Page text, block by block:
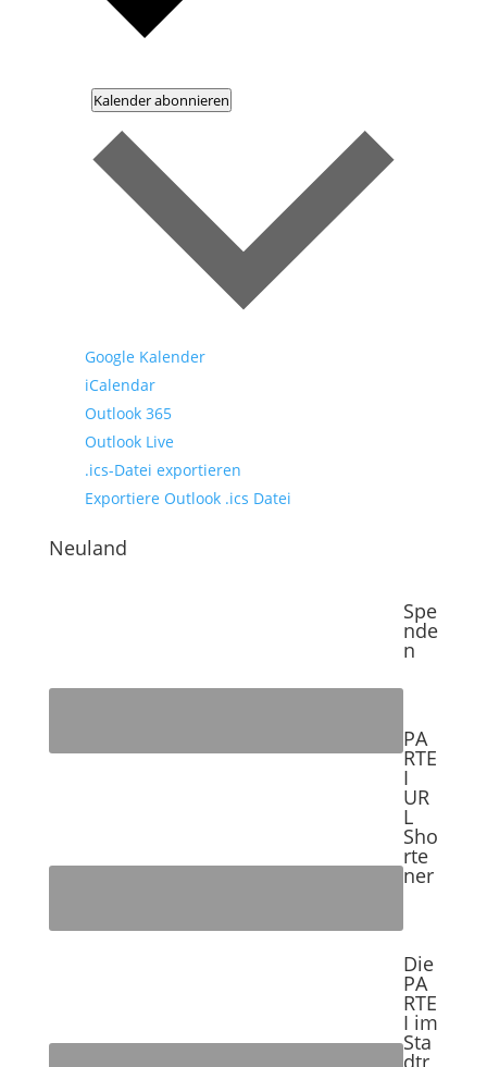
Kalender abonnieren
Google Kalender
iCalendar
Outlook 365
Outlook Live
.ics-Datei exportieren
Exportiere Outlook .ics Datei
Neuland
Spe
nde
n
PA
RTE
I
UR
L
Sho
rte
ner
Die
PA
RTE
I im
Sta